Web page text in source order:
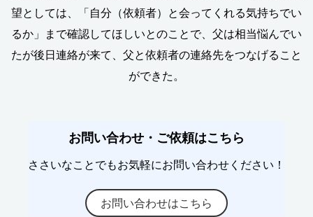
望としては、「自分（依頼者）と会ってくれる気持ちでい
るか」まで確認してほしいとのことで、父は相当悩んでい
たが後日連絡が来て、父と依頼者の連絡先をつなげること
ができた。
お問い合わせ・ご依頼はこちら
ささいなことでもお気軽にお問い合わせください！
お問い合わせはこちら